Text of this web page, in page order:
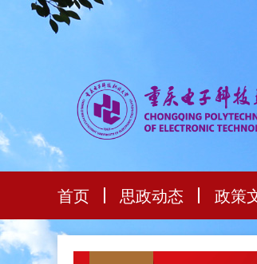
首页 思政动态 政策